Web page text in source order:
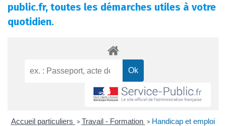
public.fr, toutes les démarches utiles à votre
quotidien.
Accueil particuliers > Travail - Formation > Handicap et emploi